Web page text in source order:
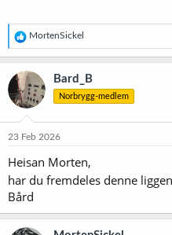
R
e
a
k
s
j
o
e
:
MortenSickel
Bard_B
Norbrygg-medlem
23 Feb 2026
Heisan Morten,
har du fremdeles denne
Bård